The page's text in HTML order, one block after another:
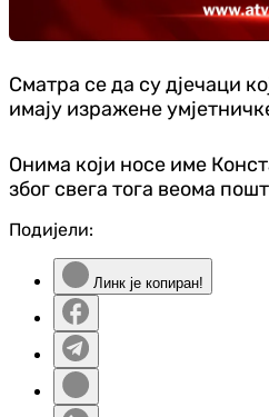
Сматра се да су дјечаци
имају изражене
Онима који носе име
због свега тога веома
Подијели:
Линк је копиран!